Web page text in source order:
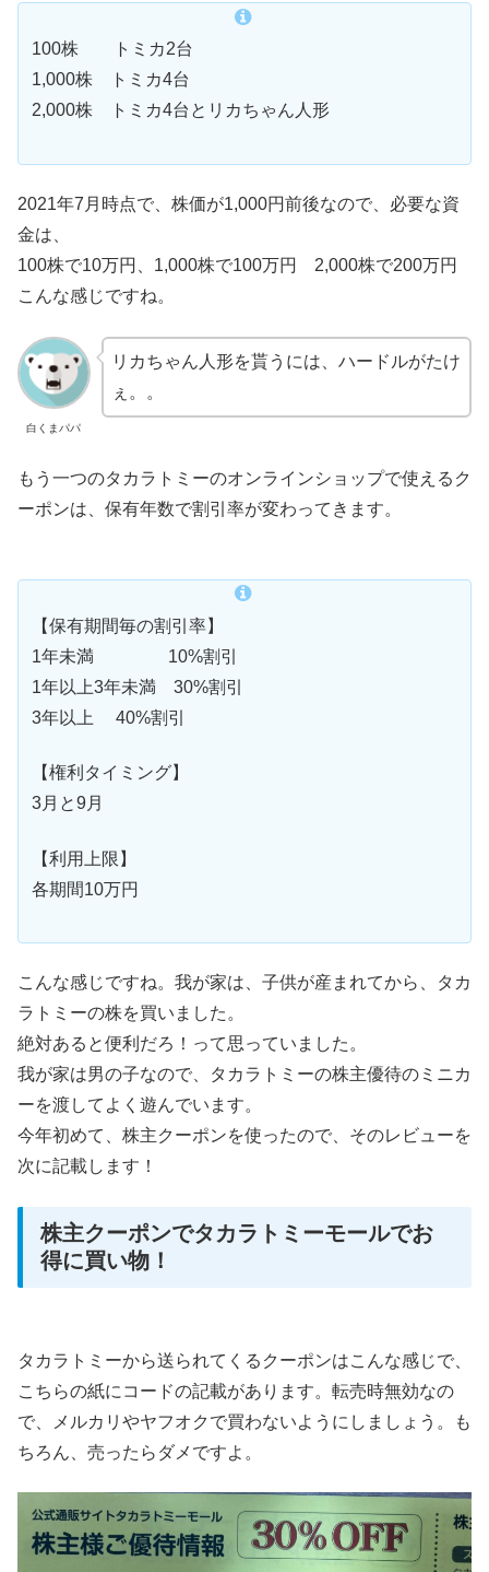
100株 トミカ2台
1,000株 トミカ4台
2,000株 トミカ4台とリカちゃん人形
2021年7月時点で、株価が1,000円前後なので、必要な資
金は、
100株で10万円、1,000株で100万円 2,000株で200万円
こんな感じですね。
白くまパパ
リカちゃん人形を貰うには、ハードルがたけ
ぇ。。
もう一つのタカラトミーのオンラインショップで使えるク
ーポンは、保有年数で割引率が変わってきます。
【保有期間毎の割引率】
1年未満 10%割引
1年以上3年未満 30%割引
3年以上 40%割引
【権利タイミング】
3月と9月
【利用上限】
各期間10万円
こんな感じですね。我が家は、子供が産まれてから、タカ
ラトミーの株を買いました。
絶対あると便利だろ！って思っていました。
我が家は男の子なので、タカラトミーの株主優待のミニカ
ーを渡してよく遊んでいます。
今年初めて、株主クーポンを使ったので、そのレビューを
次に記載します！
株主クーポンでタカラトミーモールでお
得に買い物！
タカラトミーから送られてくるクーポンはこんな感じで、
こちらの紙にコードの記載があります。転売時無効なの
で、メルカリやヤフオクで買わないようにしましょう。も
ちろん、売ったらダメですよ。